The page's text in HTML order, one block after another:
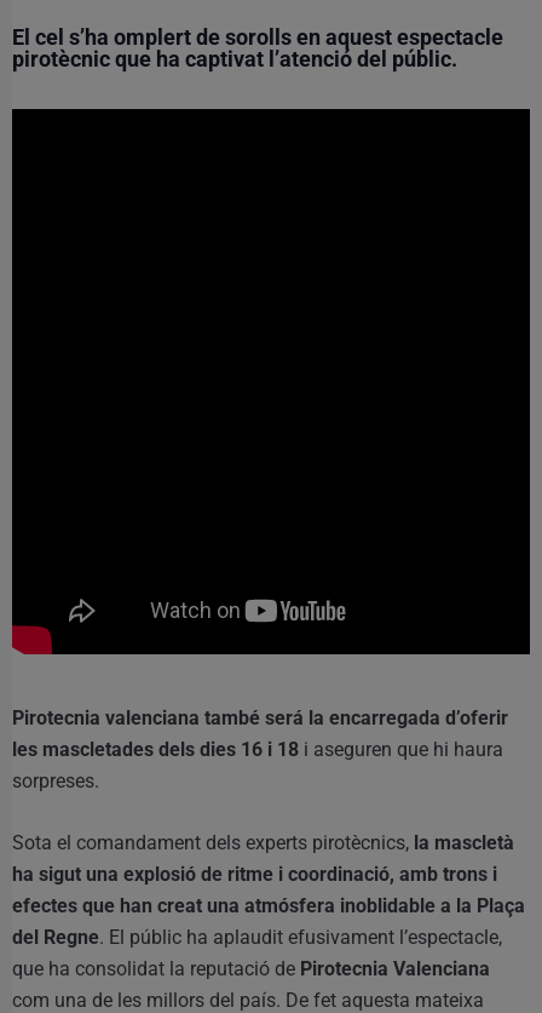
El cel s’ha omplert de sorolls en aquest espectacle
pirotècnic que ha captivat l’atenció del públic.
Pirotecnia valenciana també será la encarregada d’oferir
les mascletades dels dies 16 i 18 i aseguren que hi haura
sorpreses.
Sota el comandament dels experts pirotècnics, la mascletà
ha sigut una explosió de ritme i coordinació, amb trons i
efectes que han creat una atmósfera inoblidable a la Plaça
del Regne. El públic ha aplaudit efusivament l’espectacle,
que ha consolidat la reputació de Pirotecnia Valenciana
com una de les millors del país. De fet aquesta mateixa